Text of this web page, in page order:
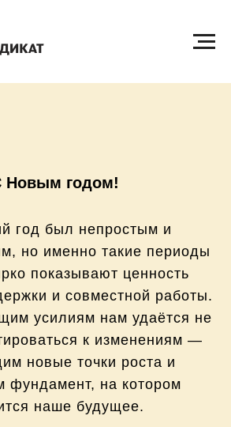
Новым годом!
год был непростым и
но именно такие периоды
показывают ценность
и совместной работы.
усилиям нам удаётся не
к изменениям —
новые точки роста и
фундамент, на котором
наше будущее.